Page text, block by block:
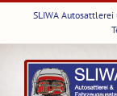
content
SLIWA